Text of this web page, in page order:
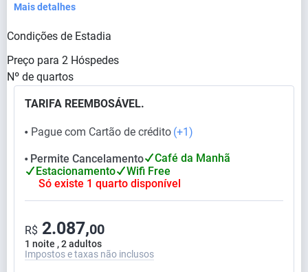
Mais detalhes
Condições de Estadia
Preço para 2 Hóspedes
Nº de quartos
TARIFA REEMBOSÁVEL.
⬤ Pague com Cartão de crédito (+1)
⬤ Permite Cancelamento
Café da Manhã
Estacionamento
Wifi Free
Só existe 1 quarto disponível
1 noite , 2 adultos
R$ 2.087,00
Impostos e taxas não inclusos